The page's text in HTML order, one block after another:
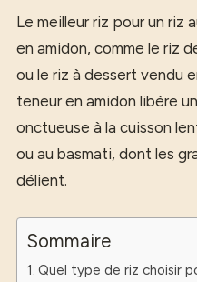
Le meilleur riz pour un riz
en amidon, comme le riz
ou le riz à dessert vendu
teneur en amidon libère
onctueuse à la cuisson
ou au basmati, dont les
délient.
Sommaire
Quel type de riz choisir